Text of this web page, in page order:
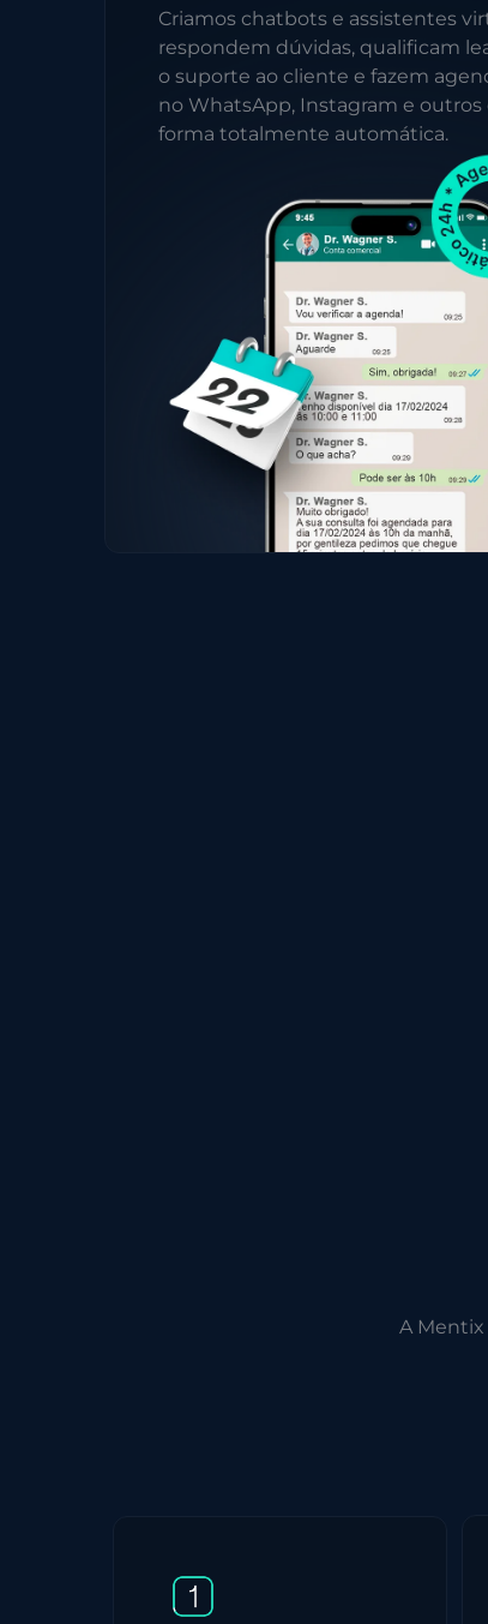
Criamos chatbots e assistentes
respondem dúvidas, qualificam
o suporte ao cliente e fazem
no WhatsApp, Instagram e outros
forma totalmente automática.
A